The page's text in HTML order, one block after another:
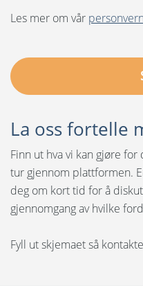
La oss fortelle
Finn ut hva vi kan gjøre
tur gjennom plattformen.
deg om kort tid for å
gjennomgang av hvilke
Fyll ut skjemaet så
Les mer om vår